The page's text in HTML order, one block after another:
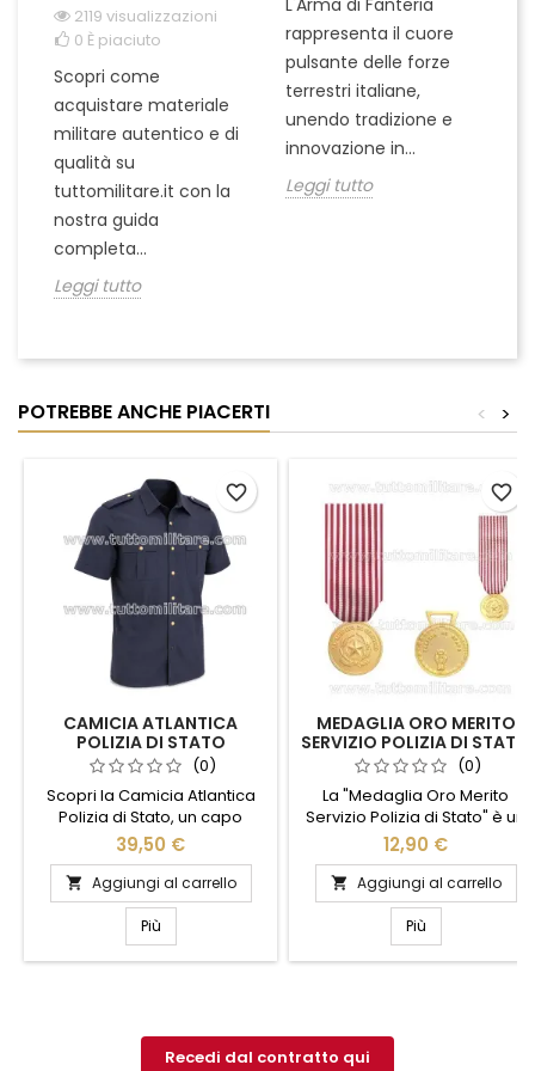
2119 visualizzazioni
0 È piaciuto
Scopri come
acquistare materiale
militare autentico e di
qualità su
tuttomilitare.it con la
nostra guida
completa...
Leggi tutto
L'Arma di Fanteria
rappresenta il cuore
pulsante delle forze
terrestri italiane,
unendo tradizione e
innovazione in...
Leggi tutto
POTREBBE ANCHE PIACERTI >
<
CAMICIA ATLANTICA
POLIZIA DI STATO
(0)
Scopri la Camicia Atlantica
Polizia di Stato, un capo
d'abbigliamento che unisce
stile e funzionalità. Realizzata
con materiali di alta qualità,
questa camicia offre comfort
e resistenza, ideale per chi
cerca un look professionale
e curato. Il design elegante è
tradizione della Polizia di...
39,50 €
 Aggiungi al carrello
Più
favorite_border
MEDAGLIA ORO MERITO
SERVIZIO POLIZIA DI STATO
(0)
La "Medaglia Oro Merito
Servizio Polizia di Stato" è un
simbolo di eccellenza e
dedizione. Concepita per
onorare il coraggio e
l'impegno straordinario degli
agenti, questa medaglia
rappresenta il massimo
riconoscimento per chi ha
Realizzata con materiali di
alta qualità, la medaglia è un
12,90 €
 Aggiungi al carrello
Più
favorite_border
Recedi dal contratto qui